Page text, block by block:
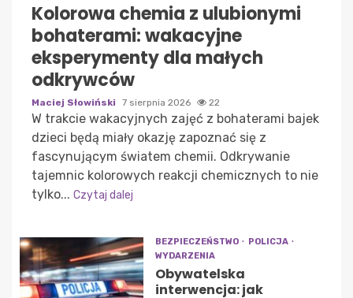
Kolorowa chemia z ulubionymi
bohaterami: wakacyjne
eksperymenty dla małych
odkrywców
Maciej Słowiński 7 sierpnia 2026 22
W trakcie wakacyjnych zajęć z bohaterami bajek
dzieci będą miały okazję zapoznać się z
fascynującym światem chemii. Odkrywanie
tajemnic kolorowych reakcji chemicznych to nie
tylko... Czytaj dalej
BEZPIECZEŃSTWO
POLICJA
WYDARZENIA
Obywatelska
interwencja: jak